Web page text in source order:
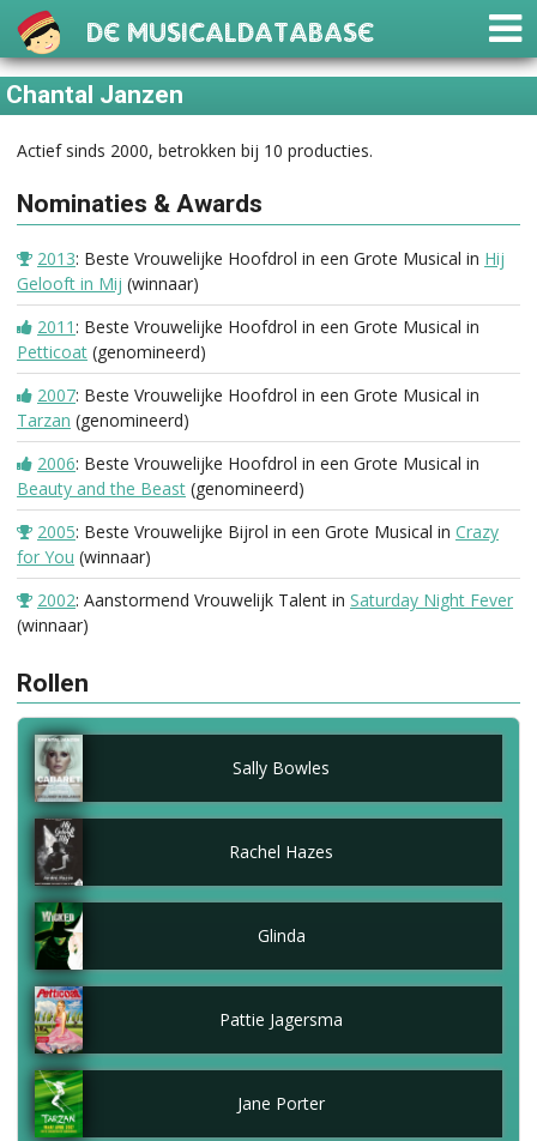
De Musicaldatabase
Chantal Janzen
Actief sinds 2000, betrokken bij 10 producties.
Nominaties & Awards
2013: Beste Vrouwelijke Hoofdrol in een Grote Musical in Hij
Gelooft in Mij (winnaar)
2011 : Beste Vrouwelijke Hoofdrol in een Grote Musical in
Petticoat (genomineerd)
2007: Beste Vrouwelijke Hoofdrol in een Grote Musical in
Tarzan (genomineerd)
2006: Beste Vrouwelijke Hoofdrol in een Grote Musical in
Beauty and the Beast (genomineerd)
2005: Beste Vrouwelijke Bijrol in een Grote Musical in Crazy
for You (winnaar)
2002: Aanstormend Vrouwelijk Talent in Saturday Night Fever
(winnaar)
Rollen
Sally Bowles
Rachel Hazes
Glinda
Pattie Jagersma
Jane Porter